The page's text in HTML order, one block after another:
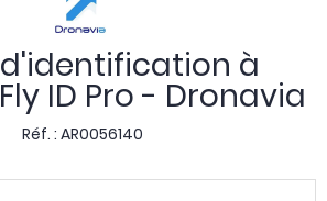
à
ID Pro - Dronavia
Réf. : AR0056140